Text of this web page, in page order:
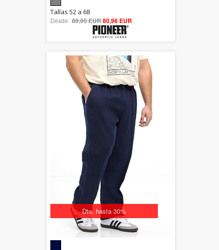
out of 5
Tallas 52 a 68
Desde: 89,95 EUR80,96 EUR
Dto. hasta 30%